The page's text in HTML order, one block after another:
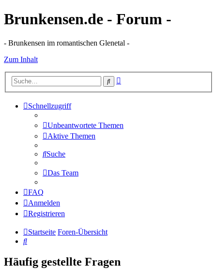
Brunkensen.de - Forum -
- Brunkensen im romantischen Glenetal -
Zum Inhalt
Suche
Schnellzugriff
Unbeantwortete Themen
Aktive Themen
Suche
Das Team
FAQ
Anmelden
Registrieren
Startseite Foren-Übersicht
Suche
Häufig gestellte Fragen